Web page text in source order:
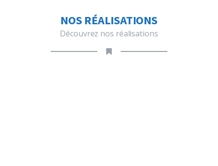
NOS RÉALISATIONS
Découvrez nos réalisations